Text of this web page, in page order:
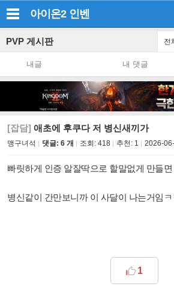
아이온2 인벤
PVP 게시판 전
내글 내 댓글
[잡담] 애초에 후쿠다 저 병신새끼가
맹구녀석 댓글: 6 개 조회: 418 추천: 1 2026-
빠릿하게 인증 알잘딱으로 할말없게 만들
병신같이 간만보니까 이 사달이 나는거임ㅋ
1